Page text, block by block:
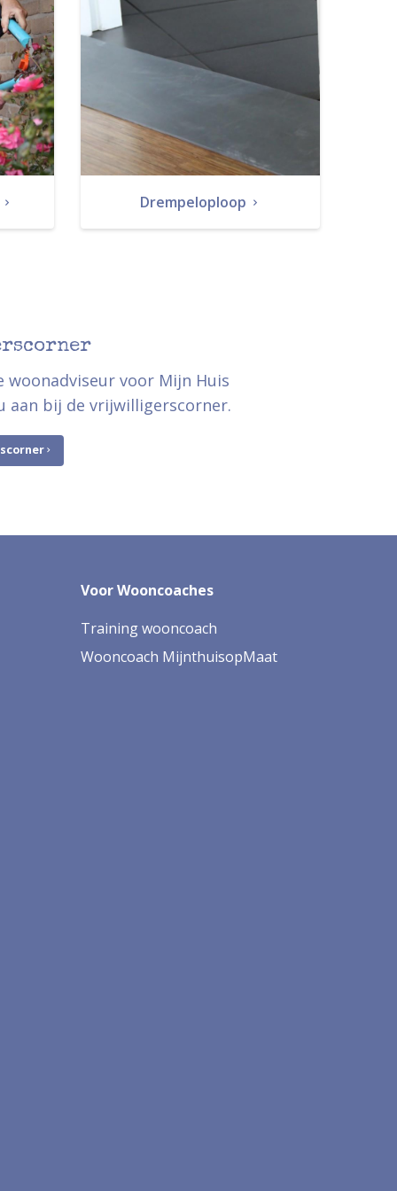
Drempeloploop
voor Mijn Huis
aan bij de vrijwilligerscorner.
Voor Wooncoaches
Training wooncoach
Wooncoach MijnthuisopMaat